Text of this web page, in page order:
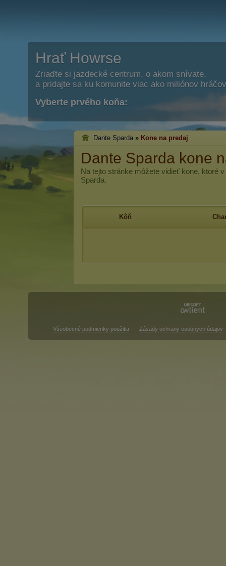
Hrať Howrse
Zriaďte si jazdecké centrum, o akom snívate,
a pridajte sa ku komunite viac ako miliónov
Vyberte prvého koňa:
Dante Sparda » Kone na predaj
Dante Sparda kone
Na tejto stránke môžete vidieť kone, ktoré
Sparda.
Kôň
Všeobecné podmienky použitia Zásady ochrany osobných údajov